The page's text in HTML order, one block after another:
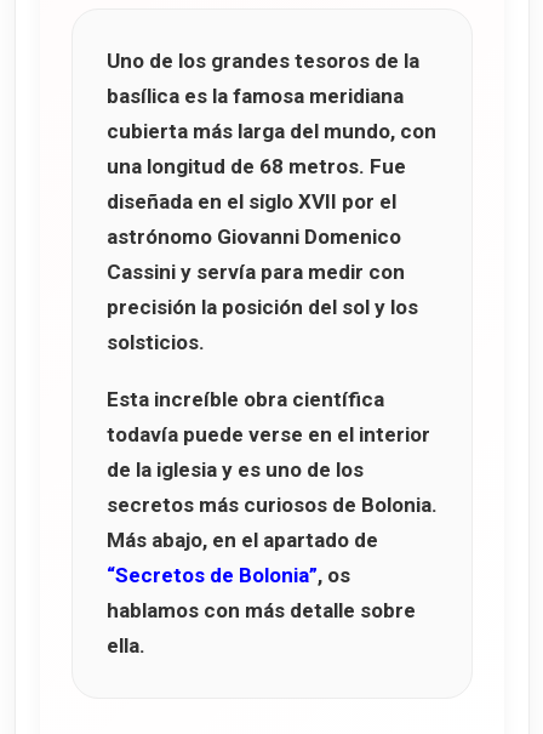
Uno de los grandes tesoros de la
basílica es la famosa meridiana
cubierta más larga del mundo, con
una longitud de 68 metros. Fue
diseñada en el siglo XVII por el
astrónomo Giovanni Domenico
Cassini y servía para medir con
precisión la posición del sol y los
solsticios.
Esta increíble obra científica
todavía puede verse en el interior
de la iglesia y es uno de los
secretos más curiosos de Bolonia.
Más abajo, en el apartado de
“Secretos de Bolonia”, os
hablamos con más detalle sobre
ella.